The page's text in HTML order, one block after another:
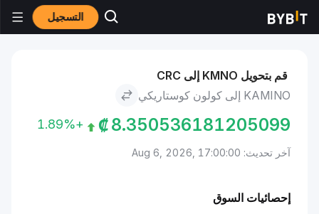
التسجيل
الأسواق Kamino to كولون كوستاريكي
قم بتحويل KMNO إلى CRC
KAMINO إلى كولون كوستاريكي
₡8.350536181205099
+1.89%
آخر تحديث: Aug 6, 2026, 17:00:00
إحصائيات السوق